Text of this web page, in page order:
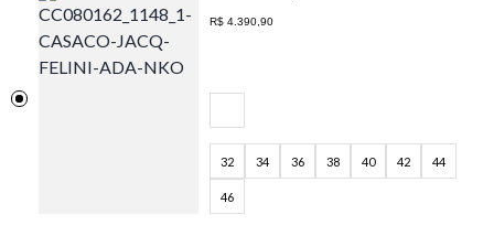
R$ 4.390,90
32 34 36 38 40 42 44
46